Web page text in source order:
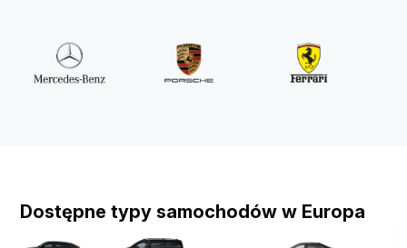
Dostępne typy samochodów w Europa